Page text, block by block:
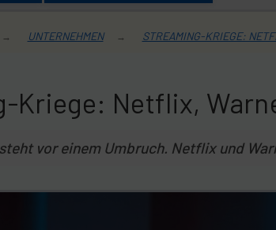
→ UNTERNEHMEN → STREAMING-KRIEGE:
Kriege: Netflix,
vor einem Umbruch. Netflix und